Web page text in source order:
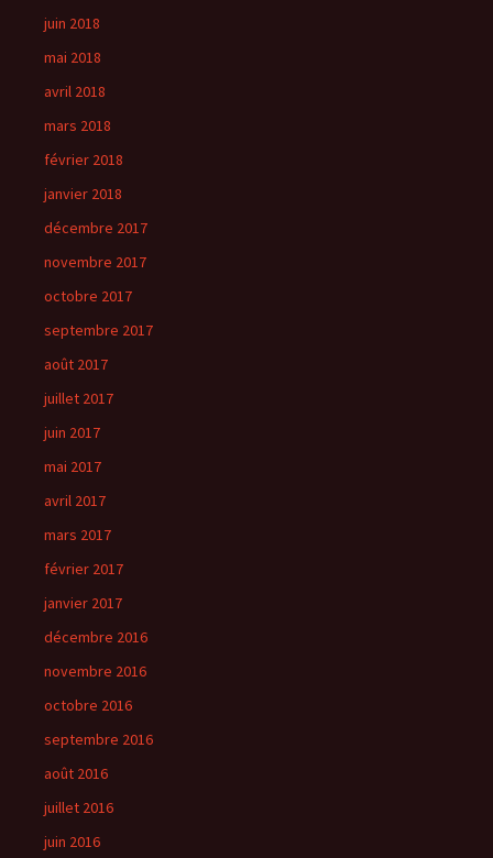
juin 2018
mai 2018
avril 2018
mars 2018
février 2018
janvier 2018
décembre 2017
novembre 2017
octobre 2017
septembre 2017
août 2017
juillet 2017
juin 2017
mai 2017
avril 2017
mars 2017
février 2017
janvier 2017
décembre 2016
novembre 2016
octobre 2016
septembre 2016
août 2016
juillet 2016
juin 2016